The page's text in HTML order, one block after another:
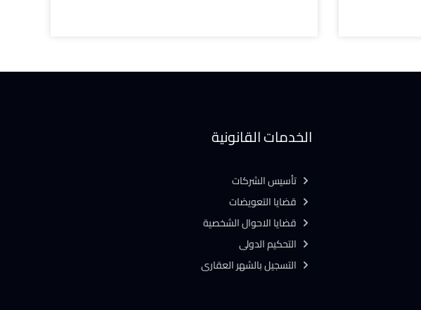
الخدمات القانونية
تأسيس الشركات
قضايا التعويضات
قضايا الاحوال الشخصية
التحكيم الدولى
التسجيل بالشهر العقارى